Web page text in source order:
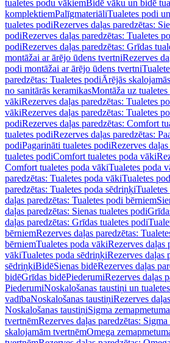
tualetes podu vākiemBidē vāku un bidē
komplektiemPalīgmateriāliTualetes podi
tualetes podiRezerves daļas paredzētas:
podiRezerves daļas paredzētas: Tualetes
podiRezerves daļas paredzētas: Grīdas
montāžai ar ārējo ūdens tvertniRezerves
podi montāžai ar ārējo ūdens tvertni
paredzētas: Tualetes podiĀrējās
no sanitārās keramikasMontāža uz tualetes
vākiRezerves daļas paredzētas: Tualetes
vākiRezerves daļas paredzētas: Tualetes
podiRezerves daļas paredzētas: Comfort
tualetes podiRezerves daļas paredzētas:
podiPagarināti tualetes podiRezerves
tualetes podiComfort tualetes poda vāki
Comfort tualetes poda vākiTualetes poda
paredzētas: Tualetes poda vākiTualetes
paredzētas: Tualetes poda sēdriņķi
daļas paredzētas: Tualetes podi bērniem
daļas paredzētas: Sienas tualetes podi
daļas paredzētas: Grīdas tualetes podi
bērniemRezerves daļas paredzētas:
bērniemTualetes poda vākiRezerves daļas
vākiTualetes poda sēdriņķiRezerves daļas
sēdriņķiBidēSienas bidēRezerves daļas
bidēGrīdas bidēPiederumiRezerves daļas
PiederumiNoskalošanas taustiņi un
vadībaNoskalošanas taustiņiRezerves
Noskalošanas taustiņiSigma
tvertnēmRezerves daļas paredzētas:
skalojamām tvertnēmOmega